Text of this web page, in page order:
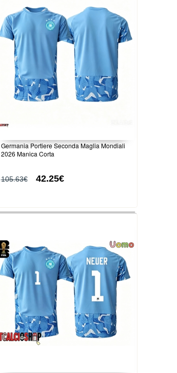
Germania Portiere Seconda Maglia Mondiali
2026 Manica Corta
105.63€ 42.25€